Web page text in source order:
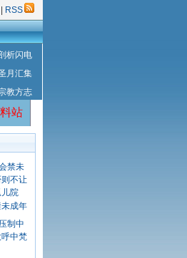
RSS
析闪电
月汇集
教方志
站
成年